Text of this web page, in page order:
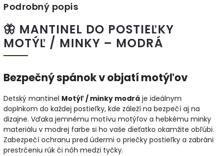
Podrobný popis
🦋 MANTINEL DO POSTIEĽKY
MOTÝĽ / MINKY – MODRÁ
Bezpečný spánok v objatí motýľov
Detský mantinel Motýľ / minky modrá je ideálnym
doplnkom do každej postieľky, kde záleží na bezpečí aj na
dizajne. Vďaka jemnému motívu motýľov a hebkému minky
materiálu v modrej farbe si ho vaše dieťatko okamžite obľúbi.
Zabezpečí ochranu pred údermi o priečky postieľky a zabráni
prestrčeniu rúk či nôh medzi tyčky.